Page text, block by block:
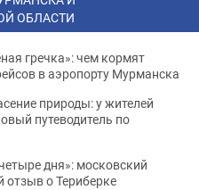
ОБЛАСТИ
гречка»: чем кормят
в аэропорту Мурманска
природы: у жителей
путеводитель по
дня»: московский
отзыв о Териберке